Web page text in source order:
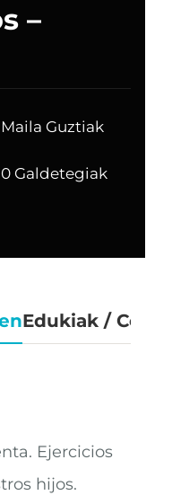
–
Maila Guztiak
0 Galdetegiak
Edukiak /
Ejercicios
hijos.